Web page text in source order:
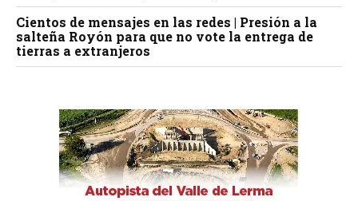
Cientos de mensajes en las redes | Presión a la
salteña Royón para que no vote la entrega de
tierras a extranjeros